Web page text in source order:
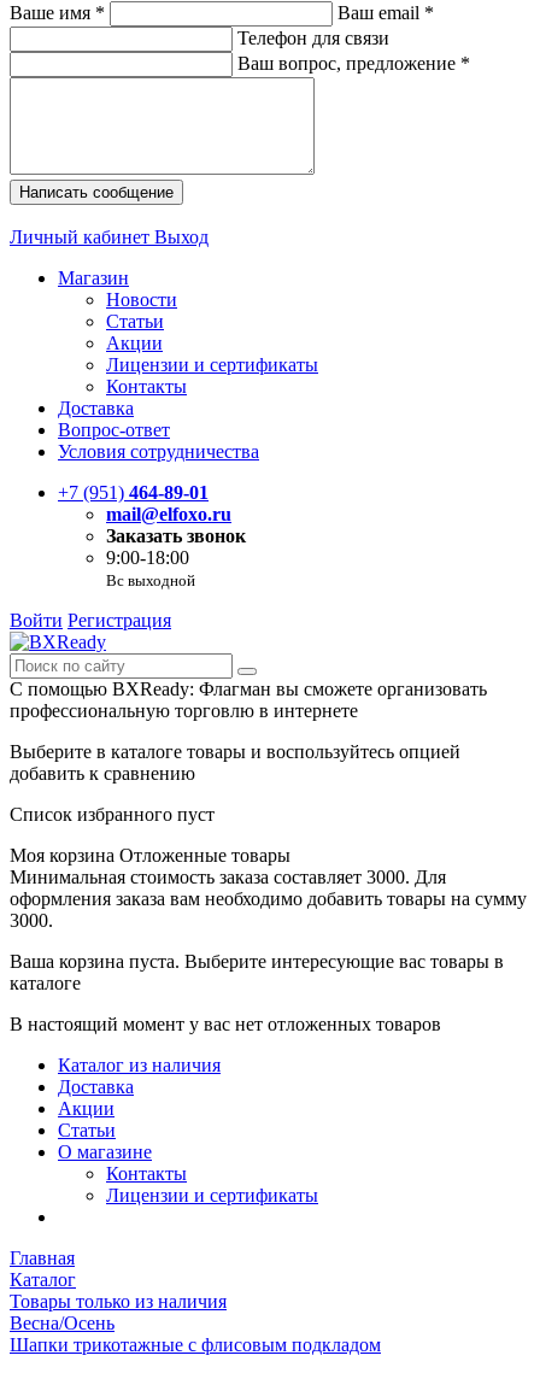
Ваше имя * Ваш email *
Телефон для связи
Ваш вопрос, предложение *
Написать сообщение
Личный кабинет Выход
Магазин
Новости
Статьи
Акции
Лицензии и сертификаты
Контакты
Доставка
Вопрос-ответ
Условия сотрудничества
+7 (951) 464-89-01
mail@elfoxo.ru
Заказать звонок
9:00-18:00
Вс выходной
Войти Регистрация
С помощью BXReady: Флагман вы сможете организовать
профессиональную торговлю в интернете
Выберите в каталоге товары и воспользуйтесь опцией
добавить к сравнению
Список избранного пуст
Моя корзина Отложенные товары
Минимальная стоимость заказа составляет 3000. Для
оформления заказа вам необходимо добавить товары на сумму
3000.
Ваша корзина пуста. Выберите интересующие вас товары в
каталоге
В настоящий момент у вас нет отложенных товаров
Каталог из наличия
Доставка
Акции
Статьи
О магазине
Контакты
Лицензии и сертификаты
Главная
Каталог
Товары только из наличия
Весна/Осень
Шапки трикотажные с флисовым подкладом